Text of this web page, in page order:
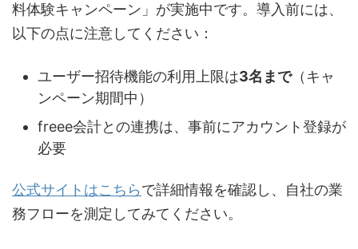
料体験キャンペーン」が実施中です。導入前には、
以下の点に注意してください：
ユーザー招待機能の利用上限は3名まで（キャ
ンペーン期間中）
freee会計との連携は、事前にアカウント登録が
必要
公式サイトはこちらで詳細情報を確認し、自社の業
務フローを測定してみてください。